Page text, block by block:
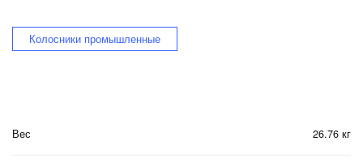
Колосники промышленные
Вес 26.76 кг